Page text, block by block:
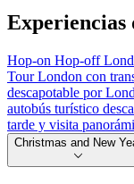
Experiencias
Hop-on Hop-off
Tour London con
descapotable por
autobús turístico
tarde y visita
Christmas and New